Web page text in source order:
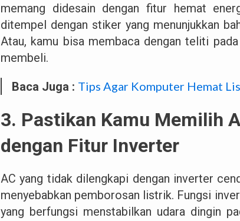
memang didesain dengan fitur hemat
ditempel dengan stiker yang menunjukkan
Atau, kamu bisa membaca dengan teliti
membeli.
Baca Juga : Tips Agar Komputer Hemat
3. Pastikan Kamu Memilih
dengan Fitur Inverter
AC yang tidak dilengkapi dengan inverter
menyebabkan pemborosan listrik. Fungsi
yang berfungsi menstabilkan udara dingin